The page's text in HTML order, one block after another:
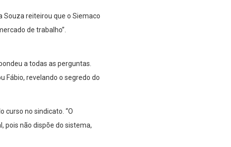
Souza reiteirou que o Siemaco
de trabalho”.
a todas as perguntas.
Fábio, revelando o segredo do
curso no sindicato. “O
pois não dispõe do sistema,